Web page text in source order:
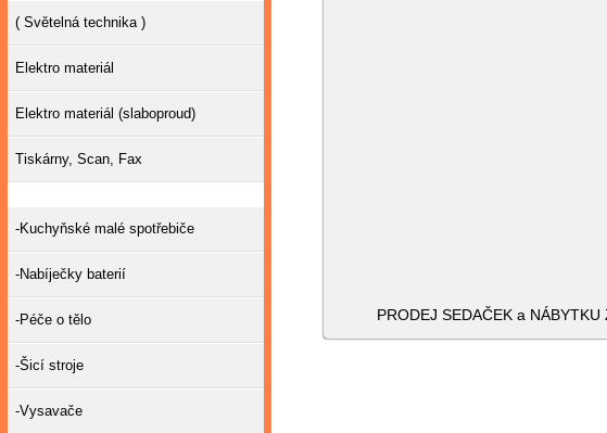
PRODEJ SEDAČEK a
( Světelná technika )
Elektro materiál
Elektro materiál (slaboproud)
Tiskárny, Scan, Fax
-Kuchyňské malé spotřebiče
-Nabíječky baterií
-Péče o tělo
-Šicí stroje
-Vysavače